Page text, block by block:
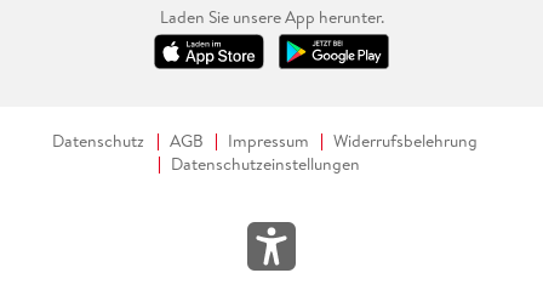
Laden Sie unsere App herunter.
Datenschutz AGB Impressum
Widerrufsbelehrung
Datenschutzeinstellungen